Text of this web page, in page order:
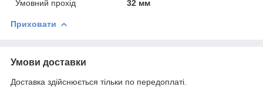
Умовний прохід
32 мм
Приховати
Умови доставки
Доставка здійснюється тільки по передоплаті.